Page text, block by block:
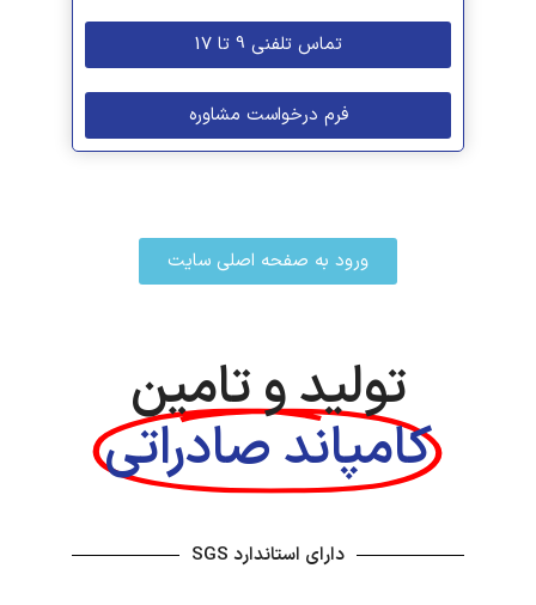
تماس تلفنی 9 تا 17
فرم درخواست مشاوره
ورود به صفحه اصلی سایت
تولید و تامین
کامپاند صادراتی
دارای استاندارد SGS